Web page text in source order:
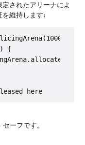
されたアリーナによ
を維持します:
{
{
ーフです。